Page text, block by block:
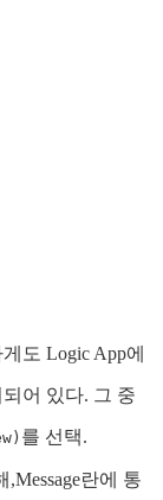
도 Logic App에
어 있다. 그 중
를 선택.
,Message란에 통